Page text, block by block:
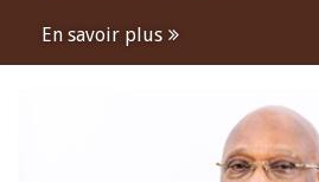
En savoir plus